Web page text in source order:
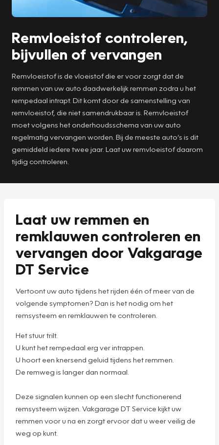
Remvloeistof controleren,
bijvullen of vervangen
Remvloeistof is de vloeistof die er voor zorgt dat de
remmen van uw auto daadwerkelijk remmen zodra u het
rempedaal intrapt. Dit komt door de samenstelling van
remvloeistof, die niet samendrukbaar is. Remvloeistof
moet volgens het onderhoudsschema van uw auto
regelmatig vervangen worden. Bij de meeste auto’s is dit
gemiddeld iedere twee jaar. Laat uw remvloeistof daarom
tijdig controleren.
Laat uw remmen en
remklauwen controleren en
vervangen door Vakgarage
DT Service
Vertoont uw auto tijdens het rijden één of meer van de
volgende symptomen? Dan is het nodig om het
remsysteem en remklauwen te controleren.
Het stuur trilt.
U kunt het rempedaal erg ver intrappen.
U hoort een knersend geluid tijdens het remmen.
De remweg is langer dan normaal.
Deze signalen kunnen op een slecht functionerend
remsysteem wijzen. Vakgarage DT Service kijkt uw
remmen voor u na en zorgt ervoor dat u weer veilig de
weg op kunt.